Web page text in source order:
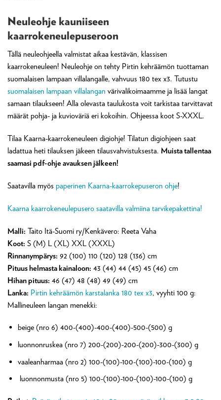
Neuleohje kauniiseen
kaarrokeneulepuseroon
Tällä neuleohjeella valmistat aikaa kestävän, klassisen
kaarrokeneuleen! Neuleohje on tehty Pirtin kehräämön tuottaman
suomalaisen lampaan villalangalle, vahvuus 180 tex x3. Tutustu
suomalaisen lampaan villalangan värivalikoimaamme ja lisää langat
samaan tilaukseen! Alla olevasta taulukosta voit tarkistaa tarvittavat
määrät pohja- ja kuvioväriä eri kokoihin. Ohjeessa koot S-XXXL.
Tilaa Kaarna-kaarrokeneuleen digiohje! Tilatun digiohjeen saat
ladattua heti tilauksen jäkeen tilausvahvistuksesta. Muista tallentaa
saamasi pdf-ohje avauksen jälkeen!
Saatavilla myös paperinen Kaarna-kaarrokepuseron ohje!
Kaarna kaarrokeneulepusero saatavilla valmiina tarvikepakettina!
Malli: Taito Itä-Suomi ry/Kenkävero: Reeta Vaha
Koot: S (M) L (XL) XXL (XXXL)
Rinnanympärys: 92 (100) 110 (120) 128 (136) cm
Pituus helmasta kainaloon: 43 (44) 44 (45) 45 (46) cm
Hihan pituus: 46 (47) 48 (48) 49 (49) cm
Lanka: Pirtin kehräämön karstalanka 180 tex x3, vyyhti 100 g:
Mallineuleen langan menekki:
beige (nro 6) 400-(400)-400-(400)-500-(500) g
luonnonruskea (nro 7) 200-(200)-200-(200)-300-(300) g
vaaleanharmaa (nro 2) 100-(100)-100-(100)-100-(100) g
luonnonmusta (nro 5) 100-(100)-100-(100)-100-(100) g